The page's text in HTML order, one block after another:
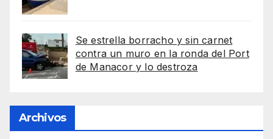
Se estrella borracho y sin carnet
contra un muro en la ronda del Port
de Manacor y lo destroza
Archivos